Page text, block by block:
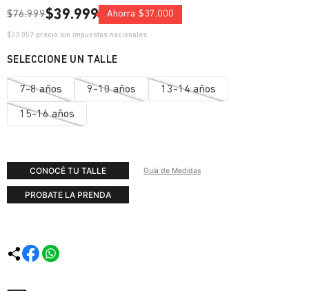
$76.999$39.999 Ahorra $37.000
$33.057 precio sin impuestos nacionales
7-8 años 9-10 años 13-14 años
15-16 años
CONOCÉ TU TALLE Guía de Medidas
PROBATE LA PRENDA